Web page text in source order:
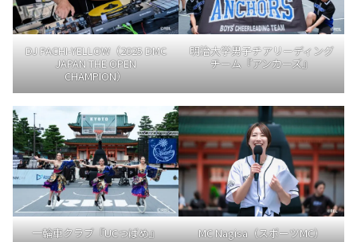
DJ PACHI-YELLOW（2025 DMC
JAPAN THE OPEN
CHAMPION）
明治大学男子チアリーディング
チーム『アンカーズ』
一輪車クラブ『UCつばめ』 MC Nagisa（スポーツMC）